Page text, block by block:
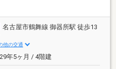
名古屋市鶴舞線 御器所駅 徒歩13
他の交通
年5ヶ月 / 4階建